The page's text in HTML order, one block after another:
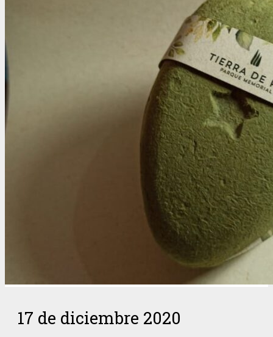
17 de diciembre 2020